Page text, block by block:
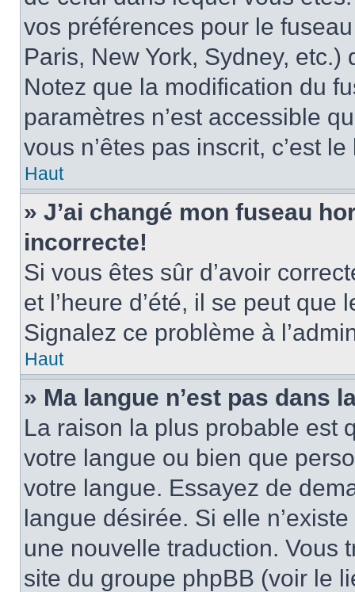
vos préférences pour le
Paris, New York, Sydney, etc.)
Notez que la modification du
paramètres n’est accessible
vous n’êtes pas inscrit, c’est
Haut
» J’ai changé mon fuseau
incorrecte!
Si vous êtes sûr d’avoir
et l’heure d’été, il se peut que
Signalez ce problème à
Haut
» Ma langue n’est pas dans
La raison la plus probable est
votre langue ou bien que
votre langue. Essayez de
langue désirée. Si elle
une nouvelle traduction. Vous
site du groupe phpBB (voir le